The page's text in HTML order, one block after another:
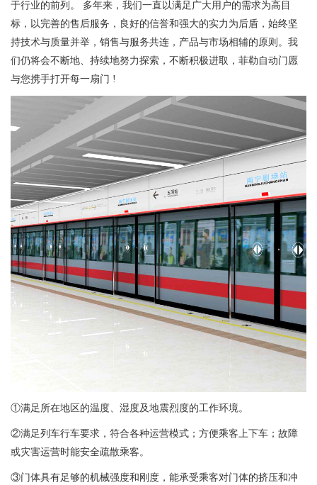
于行业的前列。 多年来，我们一直以满足广大用户的需求为高目
标，以完善的售后服务，良好的信誉和强大的实力为后盾，始终坚
持技术与质量并举，销售与服务共连，产品与市场相辅的原则。我
们仍将会不断地、持续地努力探索，不断积极进取，菲勒自动门愿
与您携手打开每一扇门 !
①满足所在地区的温度、湿度及地震烈度的工作环境。
②满足列车行车要求，符合各种运营模式；方便乘客上下车；故障
或灾害运营时能安全疏散乘客。
③门体具有足够的机械强度和刚度，能承受乘客对门体的挤压和冲